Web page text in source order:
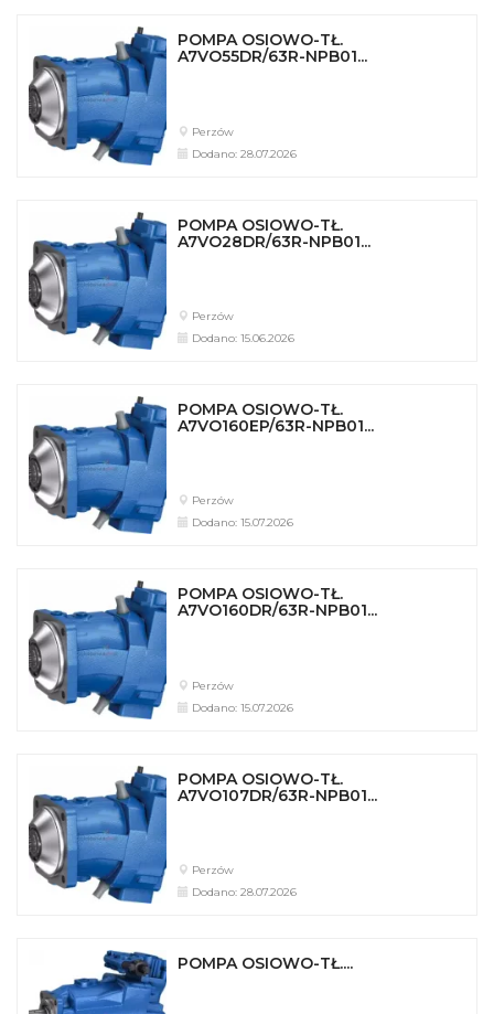
POMPA OSIOWO-TŁ.
A7VO55DR/63R-NPB01...
Perzów
Dodano: 28.07.2026
POMPA OSIOWO-TŁ.
A7VO28DR/63R-NPB01...
Perzów
Dodano: 15.06.2026
POMPA OSIOWO-TŁ.
A7VO160EP/63R-NPB01...
Perzów
Dodano: 15.07.2026
POMPA OSIOWO-TŁ.
A7VO160DR/63R-NPB01...
Perzów
Dodano: 15.07.2026
POMPA OSIOWO-TŁ.
A7VO107DR/63R-NPB01...
Perzów
Dodano: 28.07.2026
POMPA OSIOWO-TŁ....